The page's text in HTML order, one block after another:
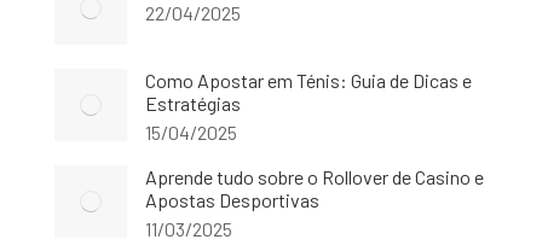
22/04/2025
Como Apostar em Ténis: Guia de Dicas e
Estratégias
15/04/2025
Aprende tudo sobre o Rollover de Casino e
Apostas Desportivas
11/03/2025